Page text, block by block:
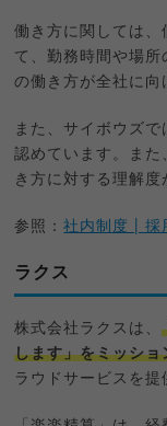
働き方に関しては、
て、勤務時間や場所
の働き方が全社に向
また、サイボウズ
認めています。また
き方に対する理解度
参照：社内制度 | 採
ラクス
株式会社ラクスは、
します」をミッショ
ラウドサービスを提